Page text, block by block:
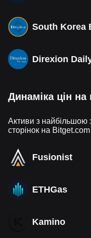
Динаміка цін на
Активи з найбільшою
сторінок на
Fusionist
ETHGas
Kamino